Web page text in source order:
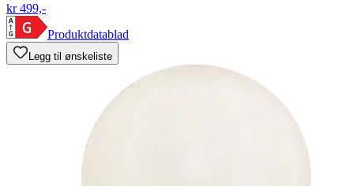
kr 499,-
Produktdatablad
Legg til ønskeliste